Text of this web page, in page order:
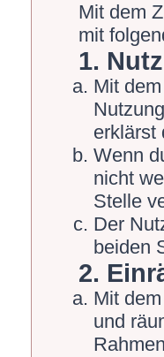
Mit dem
mit
1.
Mit
erklärst
Wenn
nicht
Stelle
Der
beiden
2.
Mit
und